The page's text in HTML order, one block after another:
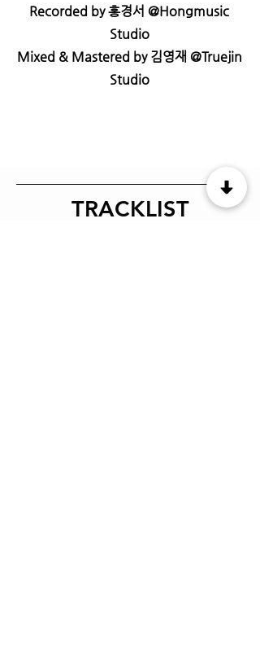
Recorded by 홍경서 @Hongmusic
Studio
Mixed & Mastered by 김영재 @Truejin
Studio
TRACKLIST